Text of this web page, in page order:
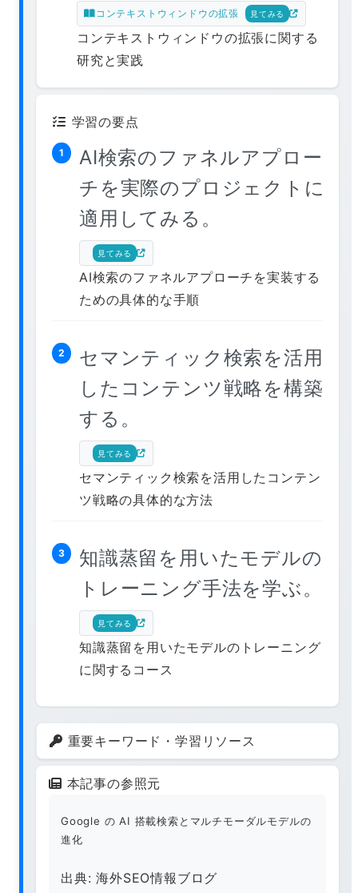
コンテキストウィンドウの拡張 見てみる
コンテキストウィンドウの拡張に関する
研究と実践
学習の要点
1
AI検索のファネルアプロー
チを実際のプロジェクトに
適用してみる。
見てみる
AI検索のファネルアプローチを実装する
ための具体的な手順
2
セマンティック検索を活用
したコンテンツ戦略を構築
する。
見てみる
セマンティック検索を活用したコンテン
ツ戦略の具体的な方法
3
知識蒸留を用いたモデルの
トレーニング手法を学ぶ。
見てみる
知識蒸留を用いたモデルのトレーニング
に関するコース
重要キーワード・学習リソース
本記事の参照元
Google の AI 搭載検索とマルチモーダルモデルの
進化
出典: 海外SEO情報ブログ